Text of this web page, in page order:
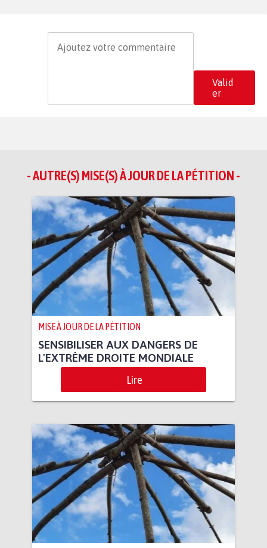
Valid
er
- AUTRE(S) MISE(S) À JOUR DE LA PÉTITION -
MISE À JOUR DE LA PÉTITION
SENSIBILISER AUX DANGERS DE
L'EXTRÊME DROITE MONDIALE
Lire